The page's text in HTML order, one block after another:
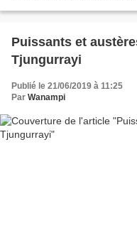
Puissants et
Tjungurrayi
Publié le 21/06/2019 à 11:25
Par Wanampi